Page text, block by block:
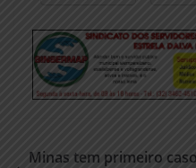
Minas tem primeiro